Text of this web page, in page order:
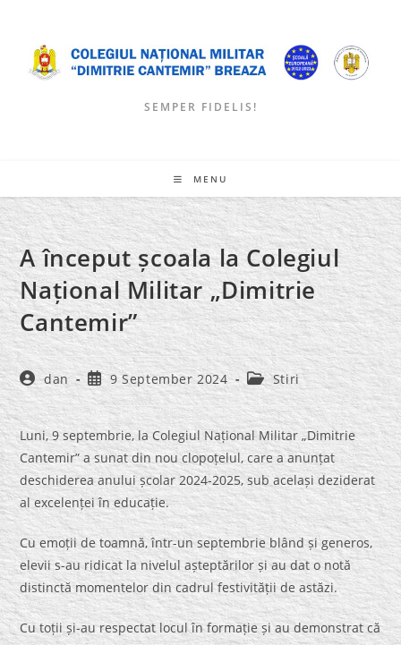
content
SEMPER FIDELIS!
MENU
A început școala la Colegiul
Național Militar „Dimitrie
Cantemir”
Post
author:
dan
Post
published:
9 September 2024
Post
category:
Stiri
Luni, 9 septembrie, la Colegiul Național Militar „Dimitrie
Cantemir” a sunat din nou clopoțelul, care a anunțat
deschiderea anului școlar 2024-2025, sub același deziderat
al excelenței în educație.
Cu emoții de toamnă, într-un septembrie blând și generos,
elevii s-au ridicat la nivelul așteptărilor și au dat o notă
distinctă momentelor din cadrul festivității de astăzi.
Cu toții și-au respectat locul în formație și au demonstrat că